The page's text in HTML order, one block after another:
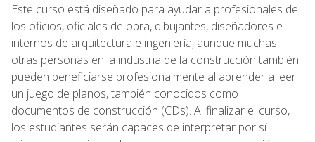
Este curso está diseñado para ayudar a profesionales de
los oficios, oficiales de obra, dibujantes, diseñadores e
internos de arquitectura e ingeniería, aunque muchas
otras personas en la industria de la construcción también
pueden beneficiarse profesionalmente al aprender a leer
un juego de planos, también conocidos como
documentos de construcción (CDs). Al finalizar el curso,
los estudiantes serán capaces de interpretar por sí